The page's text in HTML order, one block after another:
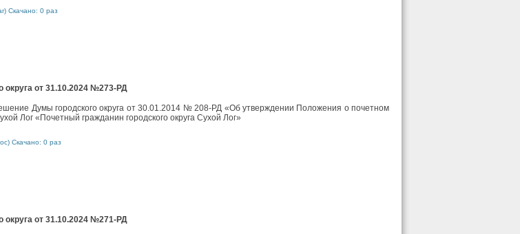
Скачано: 0 раз
округа от 31.10.2024 №273-РД
Думы городского округа от 30.01.2014 № 208-РД «Об утверждении Положения о почетном
Лог «Почетный гражданин городского округа Сухой Лог»
Скачано: 0 раз
округа от 31.10.2024 №271-РД